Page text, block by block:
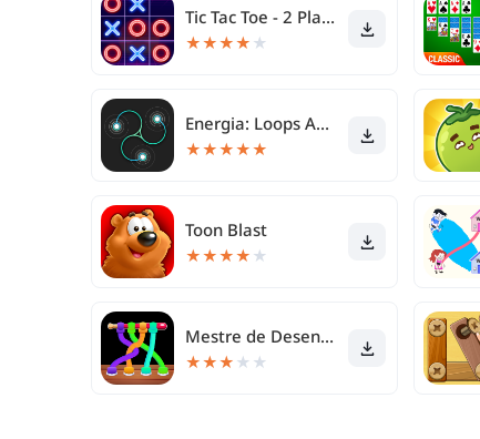
Tic Tac Toe - 2 Player XO
★★★★ ★
Energia: Loops Anti-Stress
★★★★★
Toon Blast
★★★★ ★
Mestre de Desenrolar Cordas 3D
★★★ ★ ★